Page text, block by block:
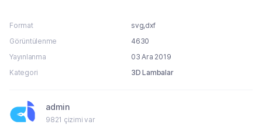
Format
svg,dxf
Görüntülenme
4630
Yayınlanma
03 Ara 2019
Kategori
3D Lambalar
admin
9821 çizimi var